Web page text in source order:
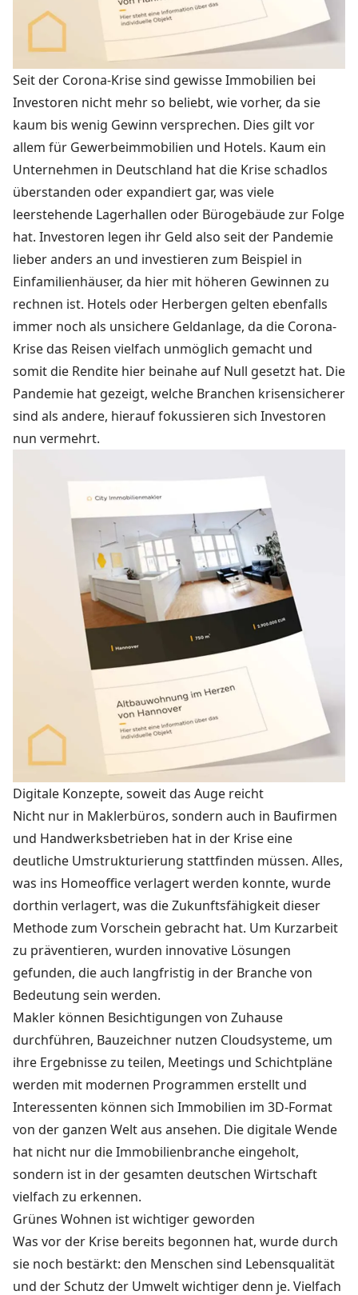
Seit der Corona-Krise sind gewisseImmobilien bei
Investoren nicht mehr so beliebt, wie vorher, da sie
kaum bis wenig Gewinn versprechen. Dies gilt vor
allem für Gewerbeimmobilien und Hotels. Kaum ein
Unternehmen in Deutschland hat die Krise schadlos
überstanden oder expandiert gar, was viele
leerstehende Lagerhallen oder Bürogebäude zur Folge
hat. Investoren legen ihr Geld also seit der Pandemie
lieber anders an und investieren zum Beispiel in
Einfamilienhäuser, da hier mit höheren Gewinnen zu
rechnen ist. Hotels oder Herbergen gelten ebenfalls
immer noch als unsichere Geldanlage, da die Corona-
Krise das Reisen vielfach unmöglich gemacht und
somit die Rendite hier beinahe auf Null gesetzt hat. Die
Pandemie hat gezeigt, welche Branchen krisensicherer
sind als andere, hierauf fokussieren sich Investoren
nun vermehrt.
Digitale Konzepte, soweit das Auge reicht
Nicht nur in Maklerbüros, sondern auch in Baufirmen
und Handwerksbetrieben hat in der Krise eine
deutliche Umstrukturierung stattfinden müssen. Alles,
was ins Homeoffice verlagert werden konnte, wurde
dorthin verlagert, was die Zukunftsfähigkeit dieser
Methode zum Vorschein gebracht hat. Um Kurzarbeit
zu präventieren, wurden innovative Lösungen
gefunden, die auch langfristig in der Branche von
Bedeutung sein werden.
Makler können Besichtigungen von Zuhause
durchführen, Bauzeichner nutzen Cloudsysteme, um
ihre Ergebnisse zu teilen, Meetings und Schichtpläne
werden mit modernen Programmen erstellt und
Interessenten können sich Immobilien im 3D-Format
von der ganzen Welt aus ansehen. Die digitale Wende
hat nicht nur die Immobilienbranche eingeholt,
sondern ist in der gesamten deutschen Wirtschaft
vielfach zu erkennen.
Grünes Wohnen ist wichtiger geworden
Was vor der Krise bereits begonnen hat, wurde durch
sie noch bestärkt: den Menschen sind Lebensqualität
und der Schutz der Umwelt wichtiger denn je. Vielfach